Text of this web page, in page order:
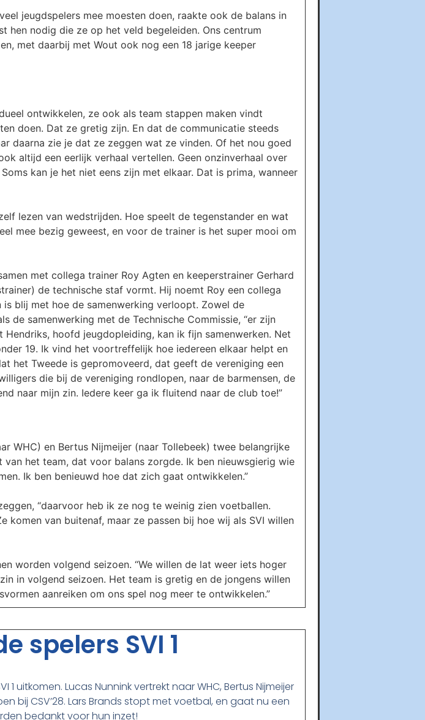
jeugdspelers mee moesten doen, raakte ook de balans in
hen nodig die ze op het veld begeleiden. Ons centrum
met daarbij met Wout ook nog een 18 jarige keeper
ontwikkelen, ze ook als team stappen maken vindt
doen. Dat ze gretig zijn. En dat de communicatie steeds
daarna zie je dat ze zeggen wat ze vinden. Of het nou goed
altijd een eerlijk verhaal vertellen. Geen onzinverhaal over
kan je het niet eens zijn met elkaar. Dat is prima, wanneer
lezen van wedstrijden. Hoe speelt de tegenstander en wat
mee bezig geweest, en voor de trainer is het super mooi om
met collega trainer Roy Agten en keeperstrainer Gerhard
de technische staf vormt. Hij noemt Roy een collega
is blij met hoe de samenwerking verloopt. Zowel de
de samenwerking met de Technische Commissie, “er zijn
hoofd jeugdopleiding, kan ik fijn samenwerken. Net
19. Ik vind het voortreffelijk hoe iedereen elkaar helpt en
het Tweede is gepromoveerd, dat geeft de vereniging een
die bij de vereniging rondlopen, naar de barmensen, de
naar mijn zin. Iedere keer ga ik fluitend naar de club toe!”
WHC) en Bertus Nijmeijer (naar Tollebeek) twee belangrijke
het team, dat voor balans zorgde. Ik ben nieuwsgierig wie
Ik ben benieuwd hoe dat zich gaat ontwikkelen.”
“daarvoor heb ik ze nog te weinig zien voetballen.
komen van buitenaf, maar ze passen bij hoe wij als SVI willen
worden volgend seizoen. “We willen de lat weer iets hoger
in volgend seizoen. Het team is gretig en de jongens willen
aanreiken om ons spel nog meer te ontwikkelen.”
spelers SVI 1
uitkomen. Lucas Nunnink vertrekt naar WHC, Bertus Nijmeijer
bij CSV’28. Lars Brands stopt met voetbal, en gaat nu een
bedankt voor hun inzet!